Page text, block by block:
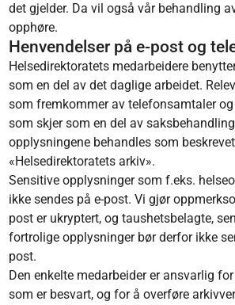
det gjelder. Da vil også vår behandling
opphøre.
Henvendelser på e-post og
Helsedirektoratets medarbeidere
som en del av det daglige arbeidet.
som fremkommer av telefonsamtaler
som skjer som en del av
opplysningene behandles som
«Helsedirektoratets arkiv».
Sensitive opplysninger som f.eks.
ikke sendes på e-post. Vi gjør
post er ukryptert, og taushetsbelagte,
fortrolige opplysninger bør derfor ikke
post.
Den enkelte medarbeider er ansvarlig
som er besvart, og for å overføre